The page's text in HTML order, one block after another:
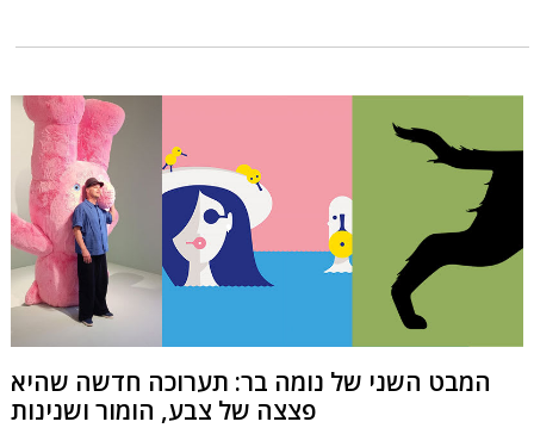
המבט השני של נומה בר: תערוכה חדשה שהיא
פצצה של צבע, הומור ושנינות